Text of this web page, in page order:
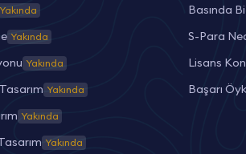
Yakında
Yakında
Yakında
Yakında
Yakında
Yakında
Basında
S-Para
Lisans
Başarı